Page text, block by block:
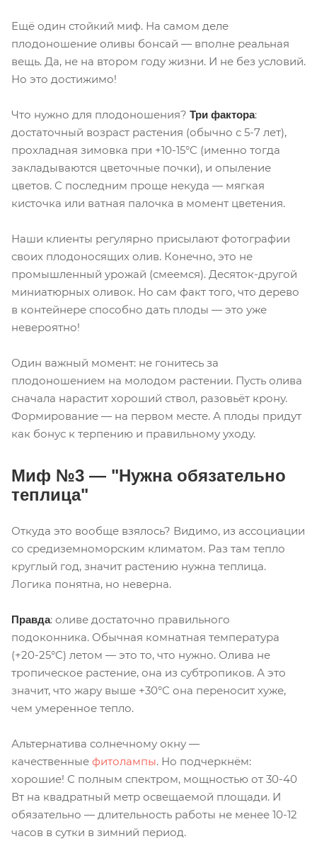
Ещё один стойкий миф. На самом деле
плодоношение оливы бонсай — вполне реальная
вещь. Да, не на втором году жизни. И не без условий.
Но это достижимо!
Что нужно для плодоношения? Три фактора:
достаточный возраст растения (обычно с 5-7 лет),
прохладная зимовка при +10-15°C (именно тогда
закладываются цветочные почки), и опыление
цветов. С последним проще некуда — мягкая
кисточка или ватная палочка в момент цветения.
Наши клиенты регулярно присылают фотографии
своих плодоносящих олив. Конечно, это не
промышленный урожай (смеемся). Десяток-другой
миниатюрных оливок. Но сам факт того, что дерево
в контейнере способно дать плоды — это уже
невероятно!
Один важный момент: не гонитесь за
плодоношением на молодом растении. Пусть олива
сначала нарастит хороший ствол, разовьёт крону.
Формирование — на первом месте. А плоды придут
как бонус к терпению и правильному уходу.
Миф №3 — "Нужна обязательно
теплица"
Откуда это вообще взялось? Видимо, из ассоциации
со средиземноморским климатом. Раз там тепло
круглый год, значит растению нужна теплица.
Логика понятна, но неверна.
Правда: оливе достаточно правильного
подоконника. Обычная комнатная температура
(+20-25°C) летом — это то, что нужно. Олива не
тропическое растение, она из субтропиков. А это
значит, что жару выше +30°C она переносит хуже,
чем умеренное тепло.
Альтернатива солнечному окну —
качественные фитолампы. Но подчеркнём:
хорошие! С полным спектром, мощностью от 30-40
Вт на квадратный метр освещаемой площади. И
обязательно — длительность работы не менее 10-12
часов в сутки в зимний период.